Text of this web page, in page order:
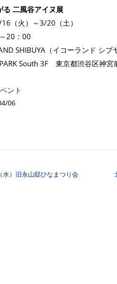
る 二風谷アイヌ展
（火）～3/20（土）
20：00
SHIBUYA（イコーランド シブ
PARK South 3F 東京都渋谷区神宮
ント
06
ゲーション
水）旧永山邸ひなまつり会